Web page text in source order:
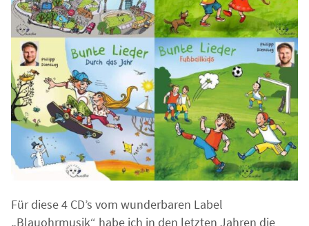
Für diese 4 CD’s vom wunderbaren Label
„Blauohrmusik“ habe ich in den letzten Jahren die